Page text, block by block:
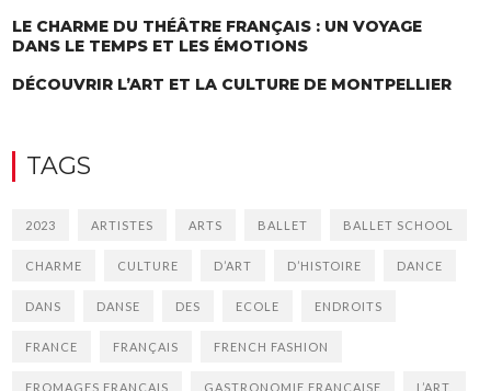
LE CHARME DU THÉÂTRE FRANÇAIS : UN VOYAGE
DANS LE TEMPS ET LES ÉMOTIONS
DÉCOUVRIR L’ART ET LA CULTURE DE MONTPELLIER
TAGS
2023 ARTISTES ARTS BALLET BALLET SCHOOL
CHARME CULTURE D’ART D’HISTOIRE DANCE
DANS DANSE DES ECOLE ENDROITS
FRANCE FRANÇAIS FRENCH FASHION
FROMAGES FRANÇAIS GASTRONOMIE FRANÇAISE L’ART,